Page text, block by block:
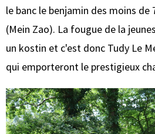
le banc le benjamin des moins de
(Mein Zao). La fougue de la
un kostin et c'est donc Tudy Le
qui emporteront le prestigieux